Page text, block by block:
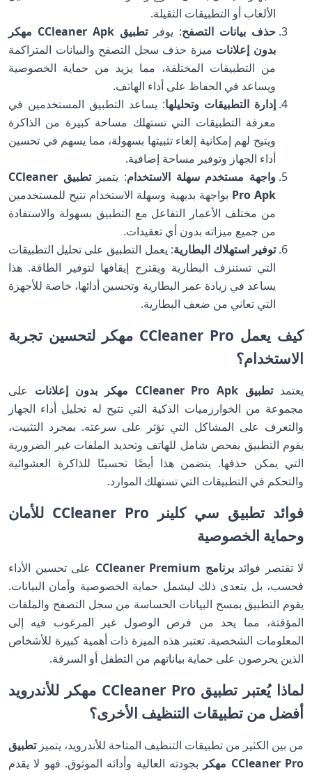
الألعاب أو التطبيقات الثقيلة.
حذف بيانات التصفح: يوفر
تطبيق CCleaner Apk مهكر
بدون إعلانات ميزة حذف سجل التصفح والبيانات المتراكمة
من التطبيقات المختلفة، مما يزيد من حماية الخصوصية
ويساعد في الحفاظ على أداء الهاتف.
إدارة التطبيقات وتحليلها: يساعد التطبيق المستخدمين في
معرفة التطبيقات التي تستهلك مساحة كبيرة من الذاكرة
ويتيح لهم إمكانية إلغاء تثبيتها بسهولة، مما يسهم في تحسين
أداء الجهاز وتوفير مساحة إضافية.
واجهة مستخدم سهلة الاستخدام: يتميز
تطبيق CCleaner
Pro Apk بواجهة بديهية وسهلة الاستخدام تتيح للمستخدمين
من مختلف الأعمار التفاعل مع التطبيق بسهولة والاستفادة
من جميع ميزاته بدون أي تعقيدات.
توفير استهلاك البطارية: يعمل التطبيق على تحليل التطبيقات
التي تستنزف البطارية ويقترح إيقافها لتوفير الطاقة. هذا
يساعد في زيادة عمر البطارية وتحسين أدائها، خاصة للأجهزة
التي تعاني من ضعف البطارية.
كيف يعمل CCleaner Pro مهكر لتحسين تجربة
الاستخدام؟
يعتمدتطبيق CCleaner Pro Apk مهكر بدون إعلانات
على
مجموعة من الخوارزميات الذكية التي تتيح له تحليل أداء الجهاز
والتعرف على المشاكل التي تؤثر على سرعته. بمجرد التثبيت،
يقوم التطبيق بفحص شامل للهاتف وتحديد الملفات غير الضرورية
التي يمكن حذفها. يتضمن هذا أيضًا تحسينًا للذاكرة العشوائية
والتحكم في التطبيقات التي تستهلك الموارد.
فوائد تطبيق سي كلينر CCleaner Pro للأمان
وحماية الخصوصية
لا تقتصر فوائدبرنامج CCleaner Premium
على تحسين الأداء
فحسب، بل يتعدى ذلك ليشمل حماية الخصوصية وأمان البيانات.
يقوم التطبيق بمسح البيانات الحساسة من سجل التصفح والملفات
المؤقتة، مما يحد من فرص الوصول غير المرغوب فيه إلى
المعلومات الشخصية. تعتبر هذه الميزة ذات أهمية كبيرة للأشخاص
الذين يحرصون على حماية بياناتهم من التطفل أو السرقة.
لماذا يُعتبر تطبيق CCleaner Pro مهكر للأندرويد
أفضل من تطبيقات التنظيف الأخرى؟
من بين الكثير من تطبيقات التنظيف المتاحة للأندرويد، يتميزتطبيق
CCleaner Pro مهكر
بجودته العالية وأدائه الموثوق. فهو لا يقدم